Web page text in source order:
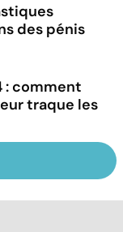
des pénis
: comment
traque les